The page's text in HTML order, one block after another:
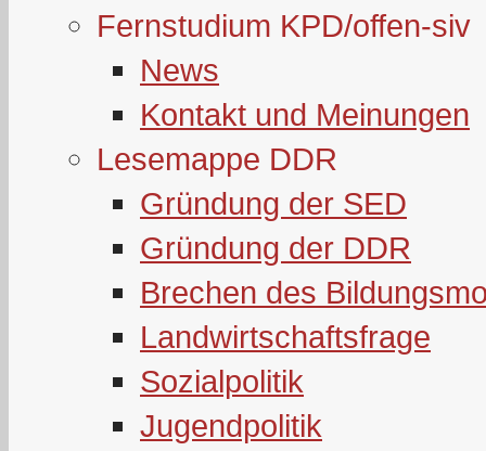
Fernstudium KPD/offen-siv
News
Kontakt und Meinungen
Lesemappe DDR
Gründung der SED
Gründung der DDR
Brechen des
Landwirtschaftsfrage
Sozialpolitik
Jugendpolitik